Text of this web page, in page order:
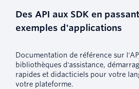
Des API aux SDK en
exemples d'applications
Documentation de référence sur
bibliothèques d'assistance,
rapides et didacticiels pour votre
votre plateforme.